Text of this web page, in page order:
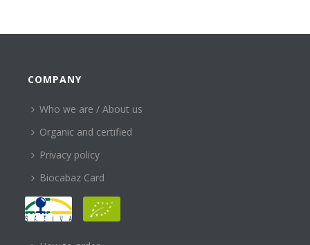
COMPANY
Who we are / About us
Organic and certified
Privacy policy
Biocabaz Card
HELP